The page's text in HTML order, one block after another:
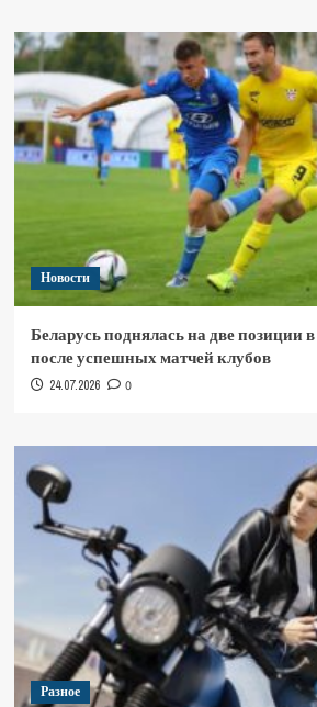
Новости
Беларусь поднялась на две позиции
после успешных матчей клубов
24.07.2026 0
Разное